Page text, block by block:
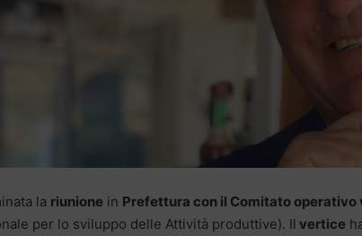
la riunione in Prefettura con il Comitato operativo
per lo sviluppo delle Attività produttive). Il vertice